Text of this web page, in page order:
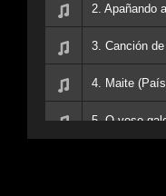
2. Apañando
3. Canción
4. Maite
5. O voso